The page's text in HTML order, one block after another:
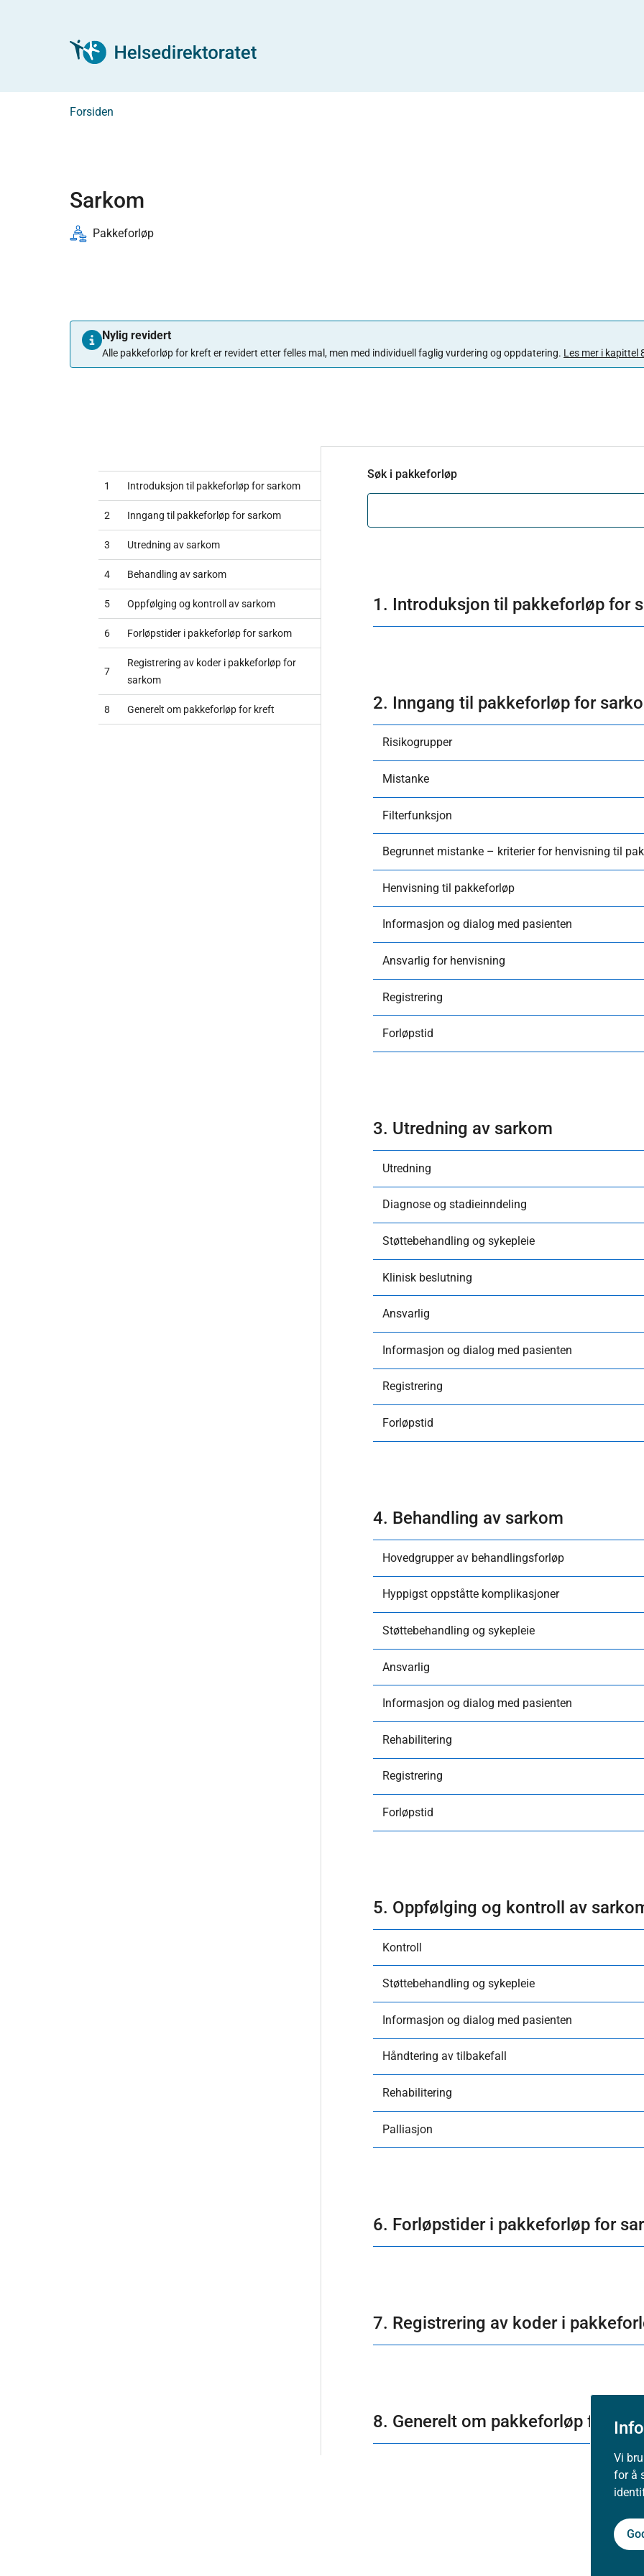
Vi
for å
Forsiden
Sarkom
Pakkeforløp
Nylig revidert
Alle pakkeforløp for kreft er revidert etter felles mal, men med individuell faglig vurdering og oppdatering. Les mer i kapittel
1 Introduksjon til pakkeforløp for sarkom
2 Inngang til pakkeforløp for sarkom
3 Utredning av sarkom
4 Behandling av sarkom
5 Oppfølging og kontroll av sarkom
6 Forløpstider i pakkeforløp for sarkom
7
Registrering av koder i pakkeforløp for
sarkom
8 Generelt om pakkeforløp for kreft
Søk i pakkeforløp
1. Introduksjon til pakkeforløp for
2. Inngang til pakkeforløp for
Risikogrupper
Mistanke
Filterfunksjon
Begrunnet mistanke – kriterier for henvisning til
Henvisning til pakkeforløp
Informasjon og dialog med pasienten
Ansvarlig for henvisning
Registrering
Forløpstid
3. Utredning av sarkom
Utredning
Diagnose og stadieinndeling
Støttebehandling og sykepleie
Klinisk beslutning
Ansvarlig
Informasjon og dialog med pasienten
Registrering
Forløpstid
4. Behandling av sarkom
Hovedgrupper av behandlingsforløp
Hyppigst oppståtte komplikasjoner
Støttebehandling og sykepleie
​Ansvarlig
Informasjon og dialog med pasienten
Rehabilitering
Registrering
Forløpstid
5. Oppfølging og kontroll av
Kontroll
​Støttebehandling og sykepleie
Informasjon og dialog med pasienten
​Håndtering av tilbakefall
Rehabilitering
Palliasjon
6. Forløpstider i pakkeforløp for
7. Registrering av koder i
8. Generelt om pakkeforløp for